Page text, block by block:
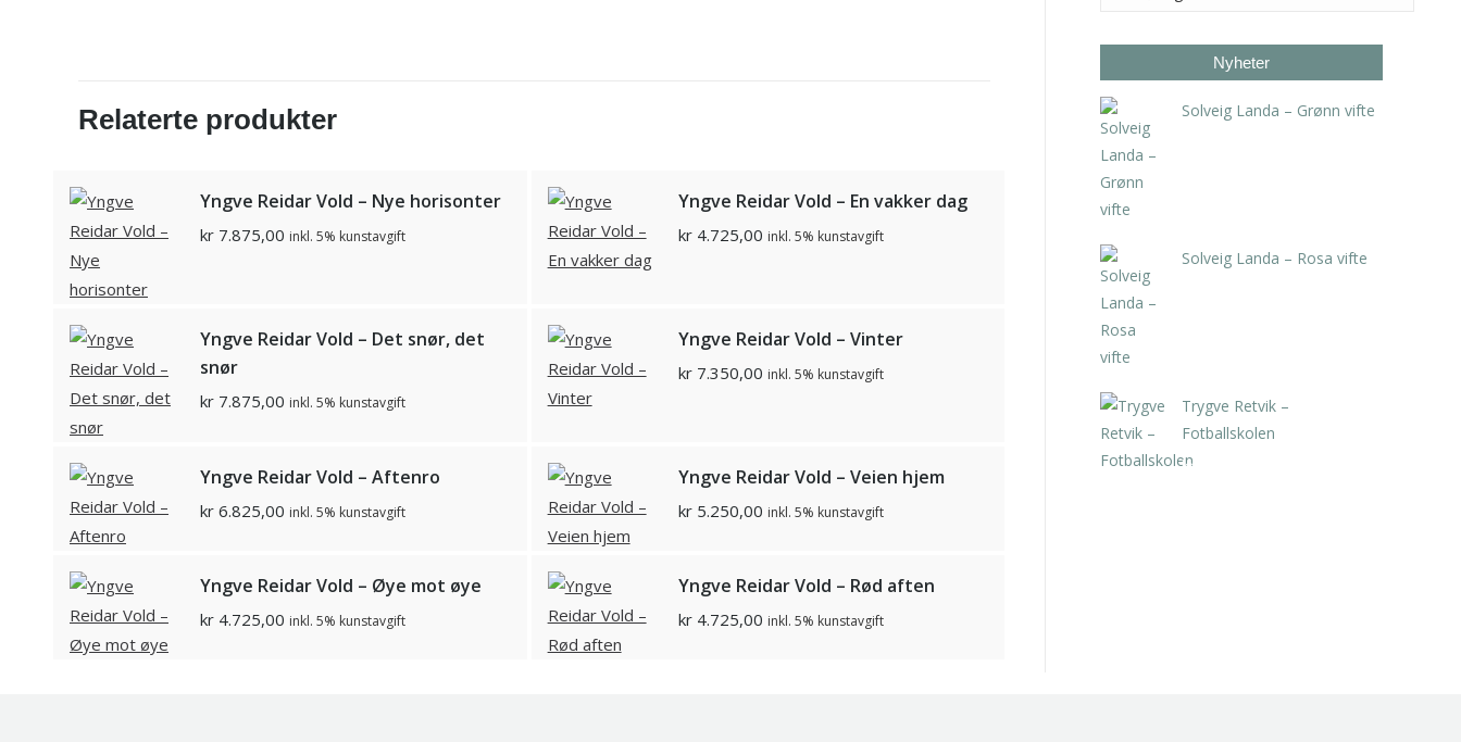
Relaterte produkter
Yngve Reidar Vold – Nye horisonter
kr 7.875,00 inkl. 5% kunstavgift
Yngve Reidar Vold – En vakker dag
kr4.725,00 inkl. 5% kunstavgift
Yngve Reidar Vold – Det snør, det
snør
kr 7.875,00 inkl. 5% kunstavgift
Yngve Reidar Vold – Vinter
kr7.350,00 inkl. 5% kunstavgift
Yngve Reidar Vold – Aftenro
kr 6.825,00 inkl. 5% kunstavgift
Yngve Reidar Vold – Veien hjem
kr5.250,00 inkl. 5% kunstavgift
Yngve Reidar Vold – Øye mot øye
kr 4.725,00 inkl. 5% kunstavgift
Yngve Reidar Vold – Rød aften
kr4.725,00 inkl. 5% kunstavgift
Nyheter
Solveig Landa – Grønn vifte
Solveig Landa – Rosa vifte
Trygve Retvik –
Fotballskolen
kr